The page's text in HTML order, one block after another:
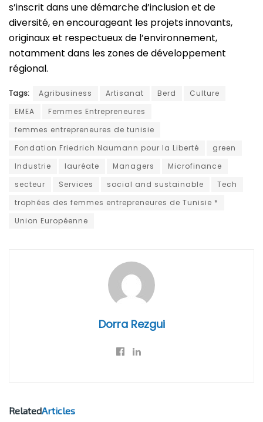
s’inscrit dans une démarche d’inclusion et de
diversité, en encourageant les projets innovants,
originaux et respectueux de l’environnement,
notamment dans les zones de développement
régional.
Tags: Agribusiness Artisanat Berd
Culture
EMEA
Femmes Entrepreneures
femmes entrepreneures de tunisie
Fondation Friedrich Naumann pour la Liberté
green
Industrie
lauréate Managers
Microfinance
secteur
Services social and sustainable
Tech
trophées des femmes entrepreneures de Tunisie *
Union Européenne
Dorra Rezgui
RelatedArticles